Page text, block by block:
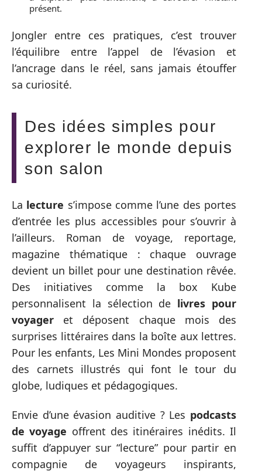
présent.
Jongler entre ces pratiques, c’est trouver
l’équilibre entre l’appel de l’évasion et
l’ancrage dans le réel, sans jamais étouffer
sa curiosité.
Des idées simples pour
explorer le monde depuis
son salon
La lecture s’impose comme l’une des portes
d’entrée les plus accessibles pour s’ouvrir à
l’ailleurs. Roman de voyage, reportage,
magazine thématique : chaque ouvrage
devient un billet pour une destination rêvée.
Des initiatives comme la box Kube
personnalisent la sélection de livres pour
voyager et déposent chaque mois des
surprises littéraires dans la boîte aux lettres.
Pour les enfants, Les Mini Mondes proposent
des carnets illustrés qui font le tour du
globe, ludiques et pédagogiques.
Envie d’une évasion auditive ? Les podcasts
de voyage offrent des itinéraires inédits. Il
suffit d’appuyer sur “lecture” pour partir en
compagnie de voyageurs inspirants,